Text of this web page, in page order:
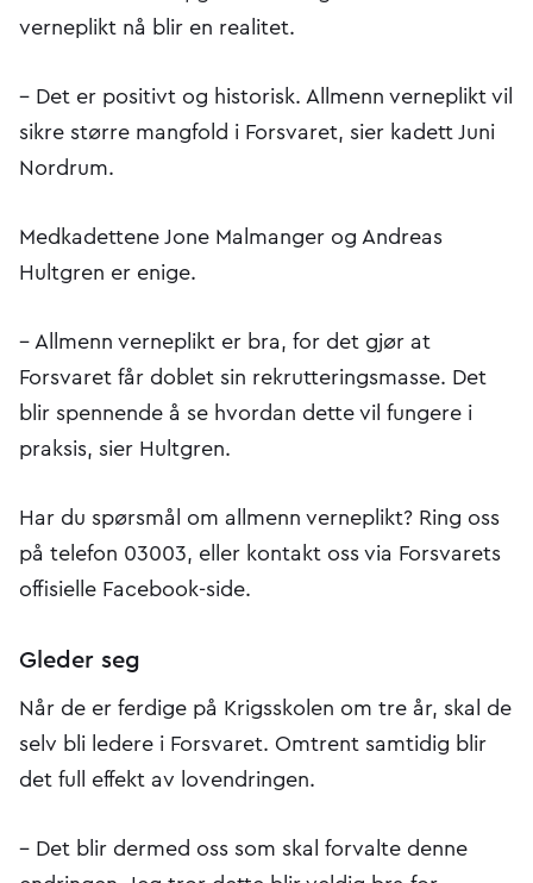
verneplikt nå blir en realitet.
– Det er positivt og historisk. Allmenn verneplikt vil
sikre større mangfold i Forsvaret, sier kadett Juni
Nordrum.
Medkadettene Jone Malmanger og Andreas
Hultgren er enige.
– Allmenn verneplikt er bra, for det gjør at
Forsvaret får doblet sin rekrutteringsmasse. Det
blir spennende å se hvordan dette vil fungere i
praksis, sier Hultgren.
Har du spørsmål om allmenn verneplikt? Ring oss
på telefon 03003, eller kontakt oss via Forsvarets
offisielle Facebook-side.
Gleder seg
Når de er ferdige på Krigsskolen om tre år, skal de
selv bli ledere i Forsvaret. Omtrent samtidig blir
det full effekt av lovendringen.
– Det blir dermed oss som skal forvalte denne